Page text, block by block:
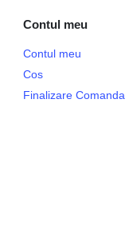
Contul meu
Contul meu
Cos
Finalizare Comanda